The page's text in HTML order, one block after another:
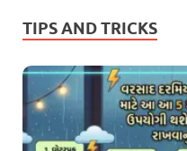
TIPS AND TRICKS